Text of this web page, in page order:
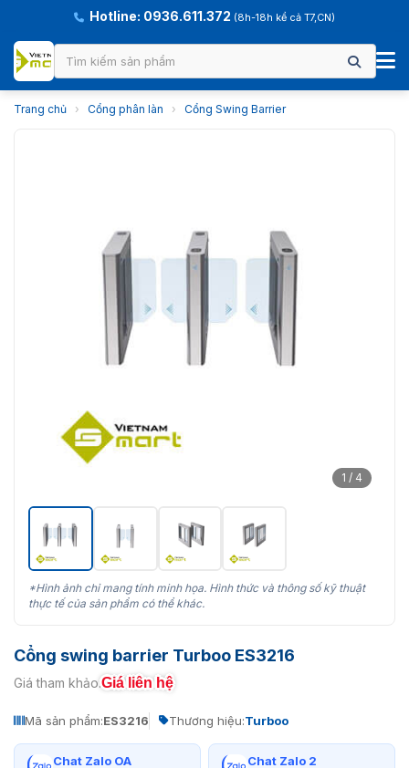
Hotline: 0936.611.372 (8h-18h kể cả T7,CN)
Trang chủ › Cổng phân làn › Cổng Swing Barrier
1 / 4
*Hình ảnh chỉ mang tính minh họa. Hình thức và thông số kỹ thuật
thực tế của sản phẩm có thể khác.
Cổng swing barrier Turboo ES3216
Giá tham khảo:Giá liên hệ
Mã sản phẩm:ES3216 Thương hiệu:Turboo
Chat Zalo OA Chat Zalo 2